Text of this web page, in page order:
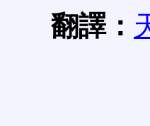
翻譯：